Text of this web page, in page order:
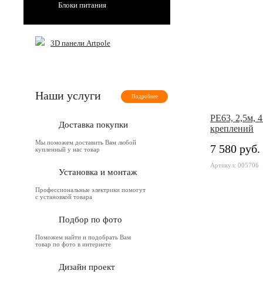
Блоки питания
3D панели Artpole
Наши услуги Подробнее
Доставка покупки
Мы поможем доставить Вам любой
купленный у нас товар
Установка и монтаж
Профессиональные электрики помогут
с установкой товара
Подбор по фото
Поможем найти и подобрать Вам
товар по фото в интернете
Дизайн проект
PE63, 2,5м,
креплений
7 580 руб.
Артикул: 005706